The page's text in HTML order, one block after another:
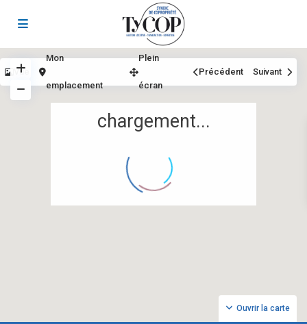
chargement...
Ouvrir la carte
Vue
Mon
emplacement
Plein
écran
Précédent Suivant